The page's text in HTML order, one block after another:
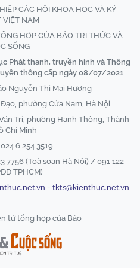
CÁC HỘI KHOA HỌC VÀ KỸ
VIỆT NAM
HỢP CỦA BÁO TRI THỨC VÀ
SỐNG
Phát thanh, truyền hình và Thông
thông cấp ngày 08/07/2021
Nguyễn Thị Mai Hương
phường Cửa Nam, Hà Nội
Trị, phường Hạnh Thông, Thành
Chí Minh
024 6 254 3519
7756 (Toà soạn Hà Nội) / 091 122
TPHCM)
- tkts@kienthuc.net.vn
tử tổng hợp của Báo